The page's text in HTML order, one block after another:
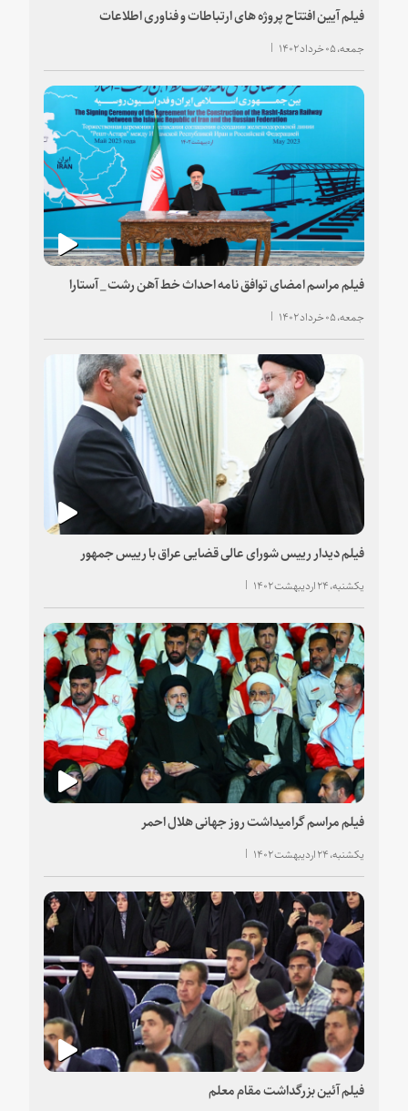
فیلم آیین افتتاح پروژه های ارتباطات و فناوری اطلاعات
جمعه، ۰۵ خرداد ۱۴۰۲
فیلم مراسم امضای توافق نامه احداث خط آهن رشت _ آستارا
جمعه، ۰۵ خرداد ۱۴۰۲
فیلم دیدار رییس شورای عالی قضایی عراق با رییس جمهور
یکشنبه، ۲۴ اردیبهشت ۱۴۰۲
فیلم مراسم گرامیداشت روز جهانی هلال احمر
یکشنبه، ۲۴ اردیبهشت ۱۴۰۲
فیلم آئین بزرگداشت مقام معلم